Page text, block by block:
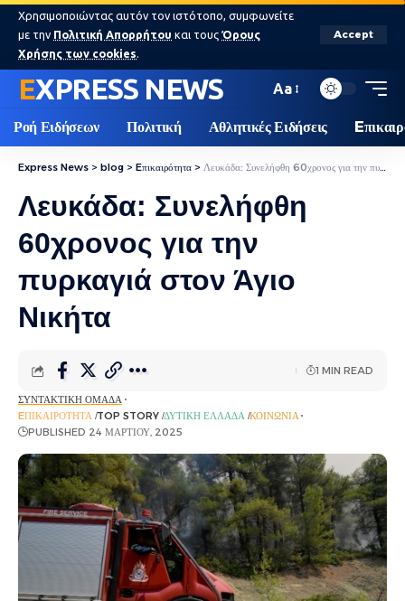
Χρησιμοποιώντας αυτόν τον ιστότοπο, συμφωνείτε
με την Πολιτική Απορρήτου και τους Όρους
Χρήσης των cookies.
Accept
EXPRESS NEWS Aa
Ροή Ειδήσεων Πολιτική Αθλητικές Ειδήσεις
Express News > blog > Eπικαιρότητα > Λευκάδα: Συνελήφθη 60χρονος για την πυρκαγιά στον Άγιο Νικήτα
Λευκάδα: Συνελήφθη
60χρονος για την
πυρκαγιά στον Άγιο
Νικήτα
ΣΥΝΤΑΚΤΙΚΉ ΟΜΆΔΑ
EΠΙΚΑΙΡΌΤΗΤΑ TOP STORY ΔΥΤΙΚΉ ΕΛΛΆΔΑ ΚΟΙΝΩΝΊΑ
PUBLISHED 24 ΜΑΡΤΊΟΥ, 2025
1 MIN READ